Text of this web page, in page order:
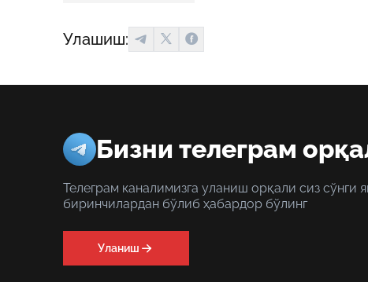
Улашиш:
Бизни телеграм
Телеграм каналимизга уланиш орқали сиз сўнги
биринчилардан бўлиб ҳабардор бўлинг
Уланиш